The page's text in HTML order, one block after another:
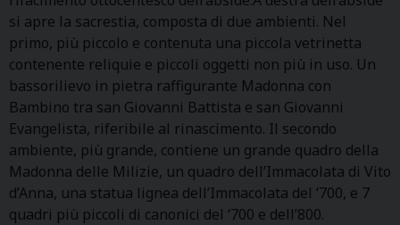
si apre la sacrestia, composta di due ambienti. Nel
primo, più piccolo e contenuta una piccola vetrinetta
contenente reliquie e piccoli oggetti non più in uso. Un
bassorilievo in pietra raffigurante Madonna con
Bambino tra san Giovanni Battista e san Giovanni
Evangelista, riferibile al rinascimento. Il secondo
ambiente, più grande, contiene un grande quadro della
Madonna delle Milizie, un quadro dell’Immacolata di Vito
d’Anna, una statua lignea dell’Immacolata del ‘700, e 7
quadri più piccoli di canonici del ‘700 e dell’800.